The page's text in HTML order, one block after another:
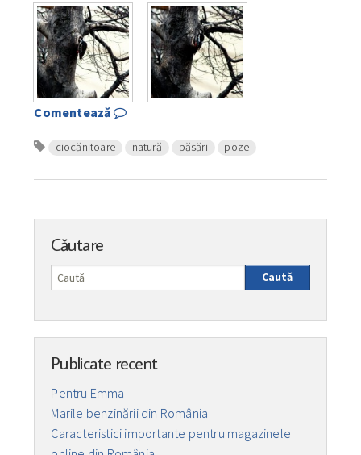
Comentează
ciocănitoare natură păsări poze
Căutare
Caută
Publicate recent
Pentru Emma
Marile benzinării din România
Caracteristici importante pentru magazinele